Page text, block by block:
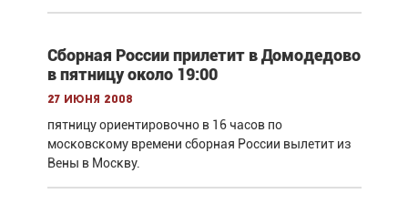
Сборная России прилетит в Домодедово
в пятницу около 19:00
27 июня 2008
пятницу ориентировочно в 16 часов по
московскому времени сборная России вылетит из
Вены в Москву.